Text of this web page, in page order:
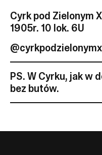
Cyrk pod Zielonym
1905r. 10 lok. 6U
PS. W Cyrku, jak w
bez butów.